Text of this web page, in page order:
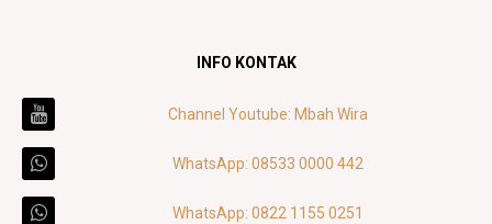
INFO KONTAK
Channel Youtube: Mbah Wira
WhatsApp: 08533 0000 442
WhatsApp: 0822 1155 0251